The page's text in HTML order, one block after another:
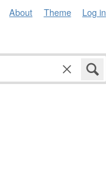
About Theme Log in